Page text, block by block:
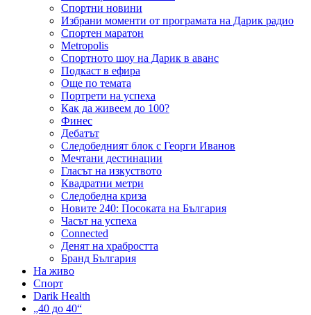
Спортни новини
Избрани моменти от програмата на Дарик радио
Спортен маратон
Metropolis
Спортното шоу на Дарик в аванс
Подкаст в ефира
Още по темата
Портрети на успеха
Как да живеем до 100?
Финес
Дебатът
Следобедният блок с Георги Иванов
Мечтани дестинации
Гласът на изкуството
Квадратни метри
Следобедна криза
Новите 240: Посоката на България
Часът на успеха
Connected
Денят на храбростта
Бранд България
На живо
Спорт
Darik Health
„40 до 40“